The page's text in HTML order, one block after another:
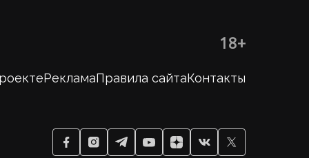
18+
РекламаПравила сайтаКонтакты